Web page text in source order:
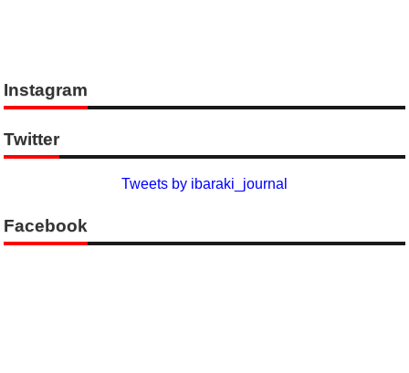
Instagram
Twitter
Tweets by ibaraki_journal
Facebook